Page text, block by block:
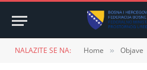
NALAZITE SE NA: Home » Objave